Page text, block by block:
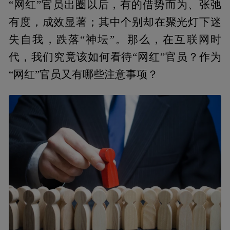
“网红”官员出圈以后，有的借势而为、张弛
有度，成效显著；其中个别却在聚光灯下迷
失自我，跌落“神坛”。那么，在互联网时
代，我们究竟该如何看待“网红”官员？作为
“网红”官员又有哪些注意事项？